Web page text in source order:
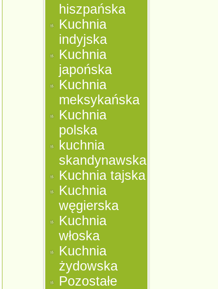
hiszpańska
Kuchnia
indyjska
Kuchnia
japońska
Kuchnia
meksykańska
Kuchnia
polska
kuchnia
skandynawska
Kuchnia tajska
Kuchnia
węgierska
Kuchnia
włoska
Kuchnia
żydowska
Pozostałe